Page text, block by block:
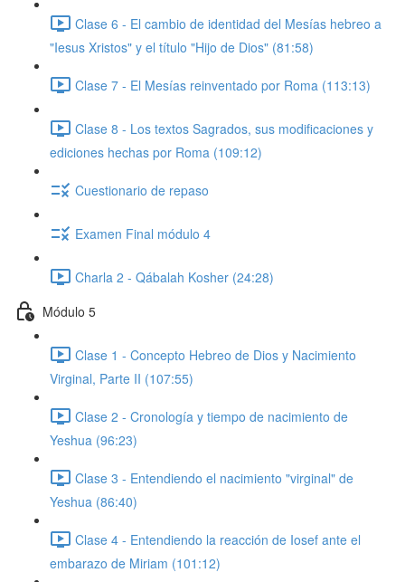
Clase 6 - El cambio de identidad del Mesías hebreo a
"Iesus Xristos" y el título "Hijo de Dios" (81:58)
Clase 7 - El Mesías reinventado por Roma (113:13)
Clase 8 - Los textos Sagrados, sus modificaciones y
ediciones hechas por Roma (109:12)
Cuestionario de repaso
Examen Final módulo 4
Charla 2 - Qábalah Kosher (24:28)
Módulo 5
Clase 1 - Concepto Hebreo de Dios y Nacimiento
Virginal, Parte II (107:55)
Clase 2 - Cronología y tiempo de nacimiento de
Yeshua (96:23)
Clase 3 - Entendiendo el nacimiento "virginal" de
Yeshua (86:40)
Clase 4 - Entendiendo la reacción de Iosef ante el
embarazo de Miriam (101:12)